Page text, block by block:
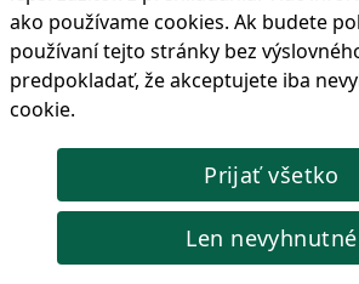
ako používame cookies. Ak budete
používaní tejto stránky bez
predpokladať, že akceptujete iba
cookie.
Prijať všetko
Len nevyhnutné
Lincos s.r.o., Rustaveliho 4, 831
Rača, Slovensko
Iba sídlo firmy
© Copyright 2026 Lincos s.r.o.,